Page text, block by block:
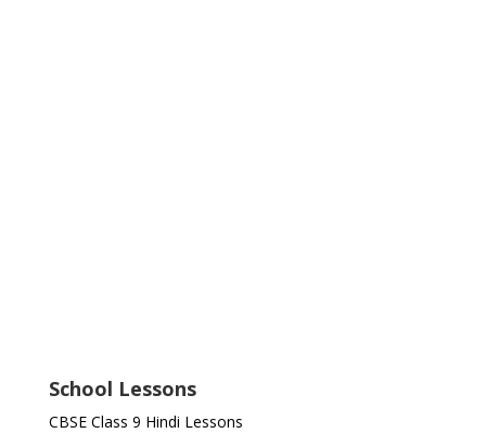
School Lessons
CBSE Class 9 Hindi Lessons